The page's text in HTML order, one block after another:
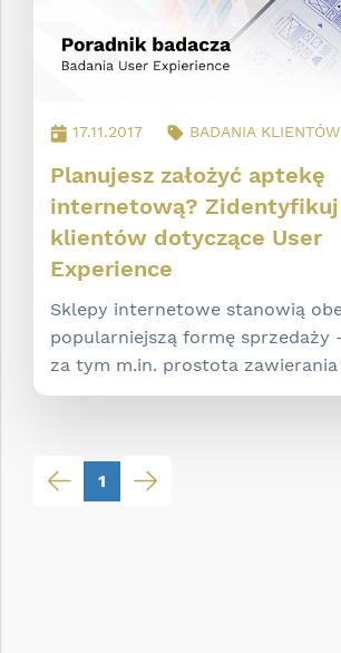
17.11.2017 BADANIA KLIENTÓW
Planujesz założyć aptekę
internetową?
klientów dotyczące User
Experience
Sklepy internetowe stanowią
popularniejszą formę sprzedaży
za tym m.in. prostota zawierania
1